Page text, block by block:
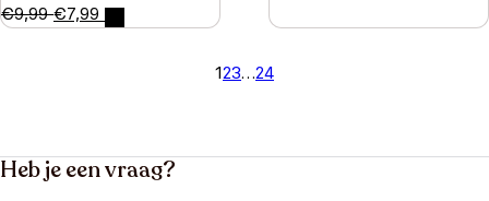
€9,99 €7,99
123…24
Heb je een vraag?